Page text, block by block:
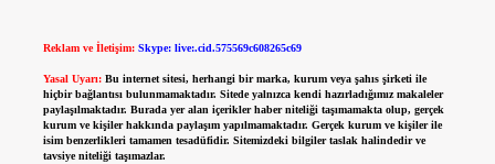
Reklam ve İletişim: Skype: live:.cid.575569c608265c69
Yasal Uyarı: Bu internet sitesi, herhangi bir marka, kurum veya şahıs şirketi ile
hiçbir bağlantısı bulunmamaktadır. Sitede yalnızca kendi hazırladığımız makaleler
paylaşılmaktadır. Burada yer alan içerikler haber niteliği taşımamakta olup, gerçek
kurum ve kişiler hakkında paylaşım yapılmamaktadır. Gerçek kurum ve kişiler ile
isim benzerlikleri tamamen tesadüfidir. Sitemizdeki bilgiler taslak halindedir ve
tavsiye niteliği taşımazlar.